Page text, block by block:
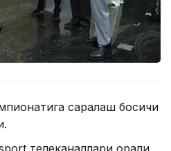
саралаш босқичи